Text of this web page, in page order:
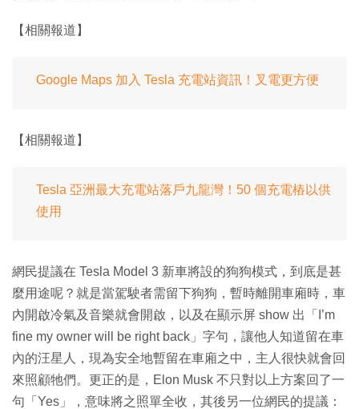
【相關報道】
Google Maps 加入 Tesla 充電站資訊！叉電更方便
【相關報道】
Tesla 亞洲最大充電站落戶九龍灣！50 個充電樁以供
使用
網民提議在 Tesla Model 3 新車將設的狗狗模式，到底是甚
麼用途呢？就是當駕駛者需留下狗狗，暫時離開車廂時，車
內開啟冷氣及音樂就會開啟，以及在顯示屏 show 出「I’m
fine my owner will be right back」字句，讓他人知道留在車
內的汪星人，現為安全地暫留在車廂之中，主人很快就會回
來照顧牠們。更正的是，Elon Musk 不只對以上方案回了一
句「Yes」，意味將之照單全收，其後另一位網民的提議：